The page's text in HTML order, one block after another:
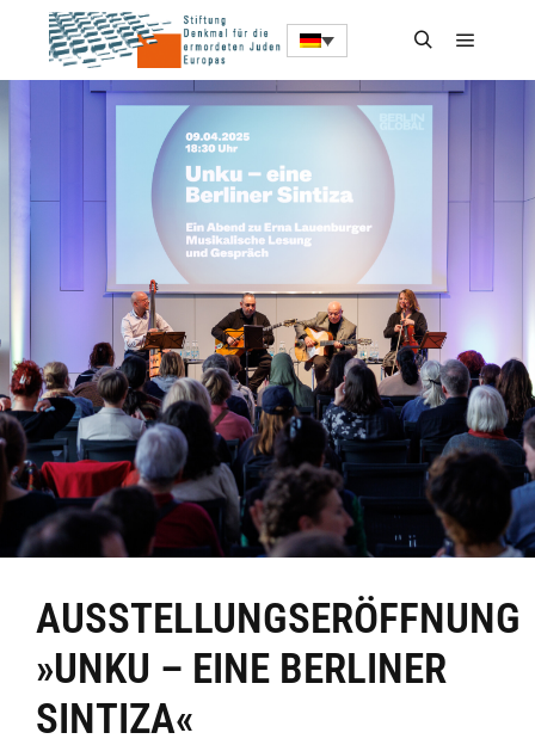
AUSSTELLUNGSERÖFFNUNG
»UNKU – EINE BERLINER
SINTIZA«